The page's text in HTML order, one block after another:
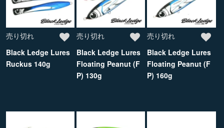
売り切れ
Black Ledge Lures
Ruckus 140g
売り切れ
Black Ledge Lures
Floating Peanut (F
P) 130g
売り切れ
Black Ledge Lures
Floating Peanut (F
P) 160g